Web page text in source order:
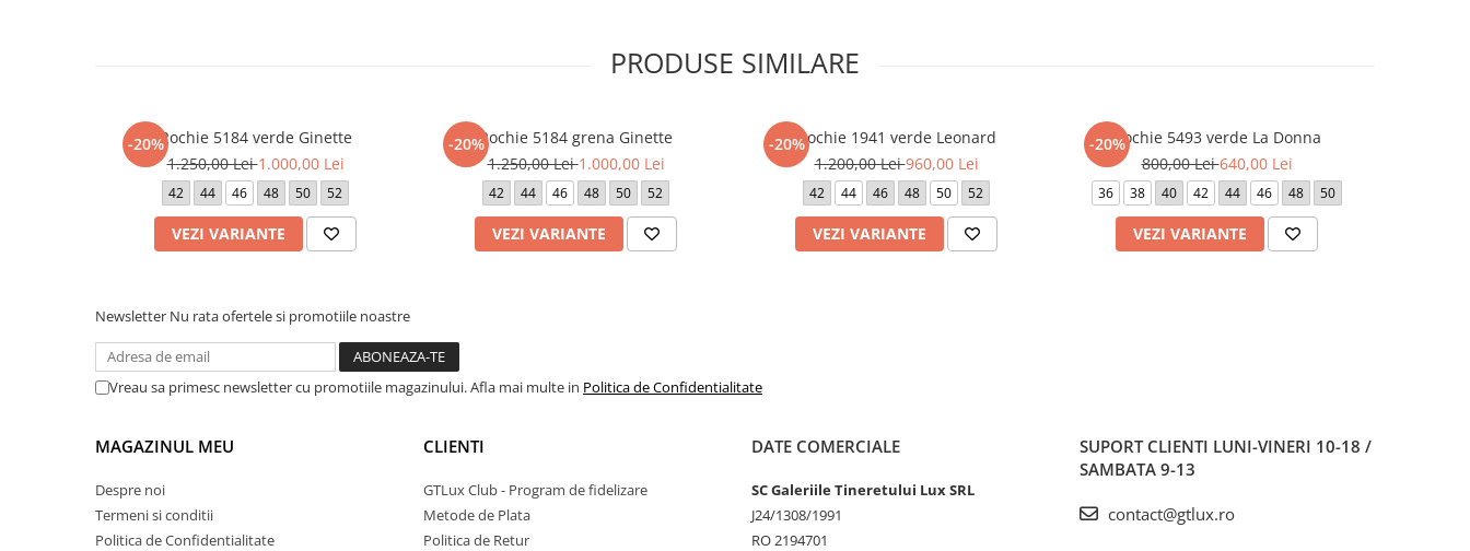
PRODUSE SIMILARE
-20%Rochie 5184 verde Ginette
1.250,00 Lei1.000,00 Lei
42 44 46 48 50 52
VEZI VARIANTE
-20%Rochie 5184 grena Ginette
1.250,00 Lei1.000,00 Lei
42 44 46 48 50 52
VEZI VARIANTE
-20%Rochie 1941 verde Leonard
1.200,00 Lei960,00 Lei
42 44 46 48 50 52
VEZI VARIANTE
-20%Rochie 5493 verde La Donna
800,00 Lei640,00 Lei
36 38 40 42 44 46 48 50
VEZI VARIANTE
Newsletter Nu rata ofertele si promotiile noastre
Vreau sa primesc newsletter cu promotiile magazinului. Afla mai multe in Politica de Confidentialitate
MAGAZINUL MEU
Despre noi
Termeni si conditii
Politica de Confidentialitate
CLIENTI
GTLux Club - Program de fidelizare
Metode de Plata
Politica de Retur
DATE COMERCIALE
SC Galeriile Tineretului Lux SRL
J24/1308/1991
RO 2194701
SUPORT CLIENTI LUNI-VINERI 10-18 /
SAMBATA 9-13
contact@gtlux.ro